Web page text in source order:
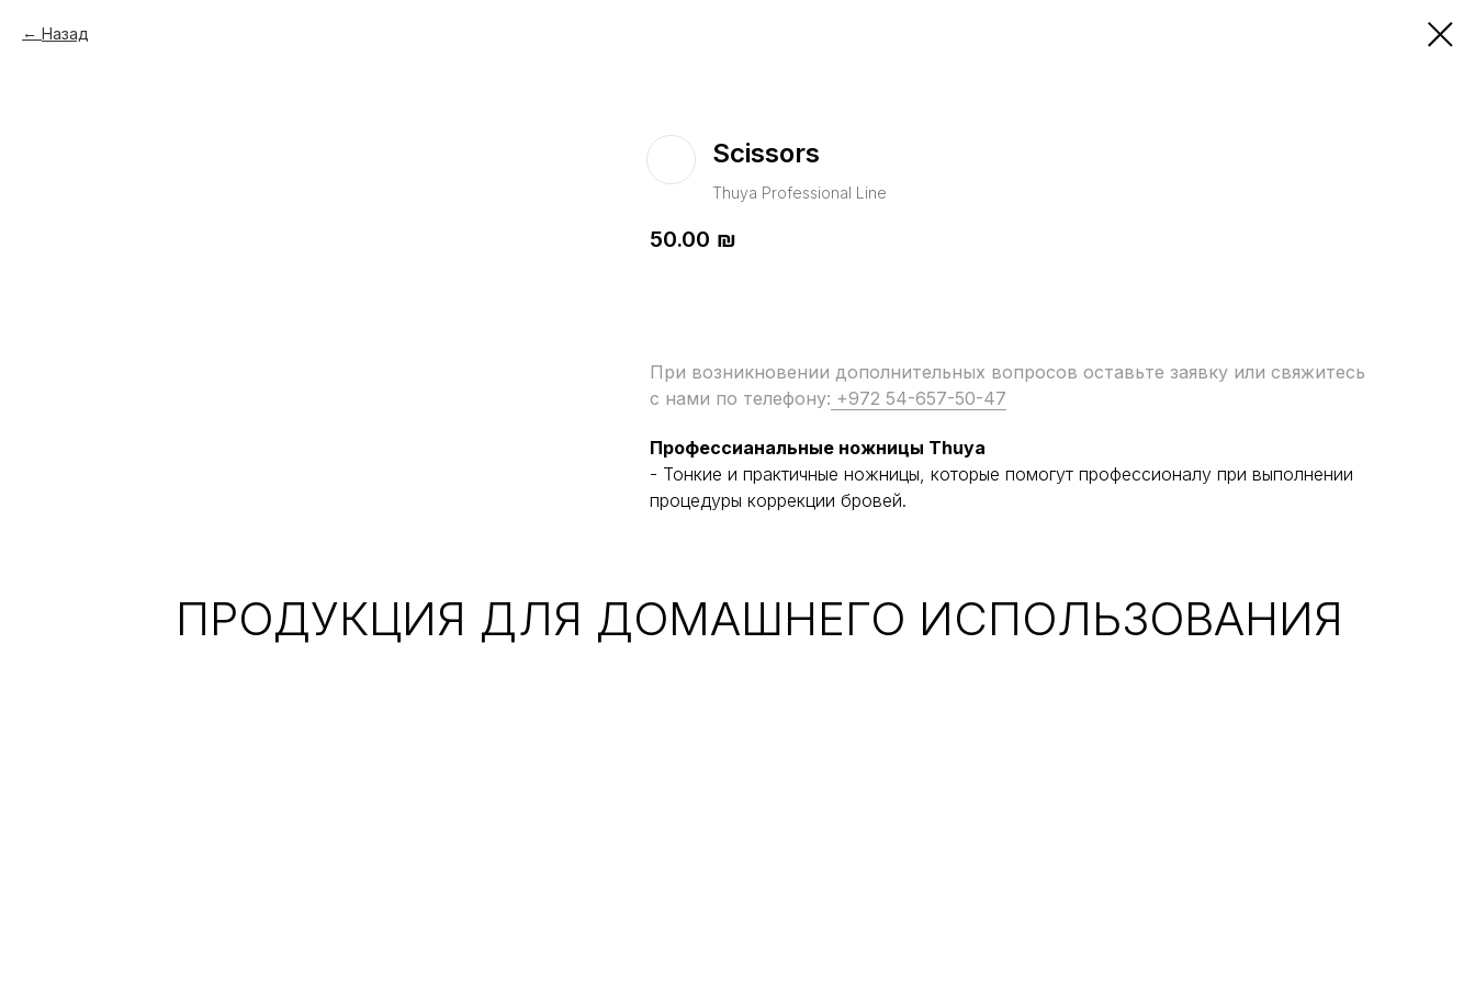
Назад
Scissors
Thuya Professional Line
50.00 ₪
При возникновении дополнительных вопросов оставьте заявку или свяжитесь
с нами по телефону: +972 54-657-50-47
Профессианальные ножницы Thuya
- Тонкие и практичные ножницы, которые помогут профессионалу при выполнении
процедуры коррекции бровей.
ПРОДУКЦИЯ ДЛЯ ДОМАШНЕГО ИСПОЛЬЗОВАНИЯ